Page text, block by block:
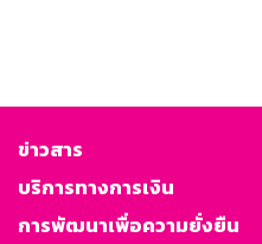
ข่าวสาร
บริการทางการเงิน
การพัฒนาเพื่อความยั่งยืน